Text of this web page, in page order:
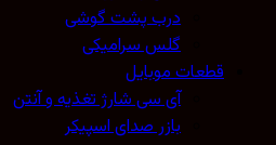
درب پشت گوشی
گلس سرامیکی
قطعات موبایل
آی سی شارژ تغذیه و آنتن
بازر صدای اسپیکر